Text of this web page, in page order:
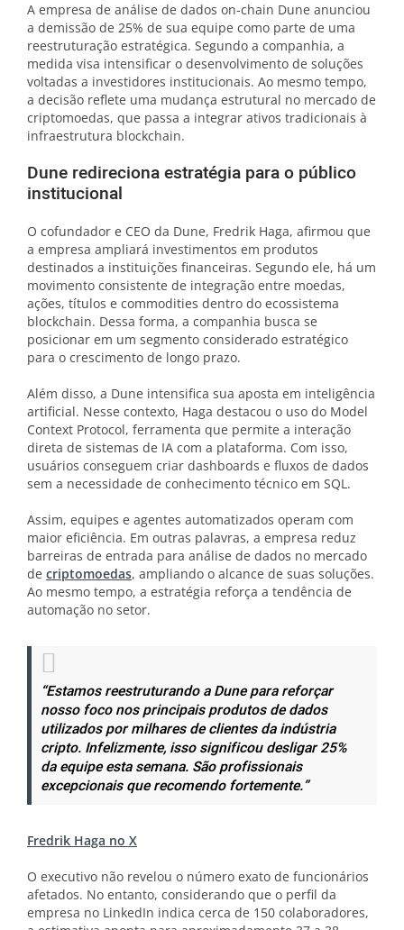
A empresa de análise de dados on-chain Dune anunciou
a demissão de 25% de sua equipe como parte de uma
reestruturação estratégica. Segundo a companhia, a
medida visa intensificar o desenvolvimento de soluções
voltadas a investidores institucionais. Ao mesmo tempo,
a decisão reflete uma mudança estrutural no mercado de
criptomoedas, que passa a integrar ativos tradicionais à
infraestrutura blockchain.
Dune redireciona estratégia para o público
institucional
O cofundador e CEO da Dune, Fredrik Haga, afirmou que
a empresa ampliará investimentos em produtos
destinados a instituições financeiras. Segundo ele, há um
movimento consistente de integração entre moedas,
ações, títulos e commodities dentro do ecossistema
blockchain. Dessa forma, a companhia busca se
posicionar em um segmento considerado estratégico
para o crescimento de longo prazo.
Além disso, a Dune intensifica sua aposta em inteligência
artificial. Nesse contexto, Haga destacou o uso do Model
Context Protocol, ferramenta que permite a interação
direta de sistemas de IA com a plataforma. Com isso,
usuários conseguem criar dashboards e fluxos de dados
sem a necessidade de conhecimento técnico em SQL.
Assim, equipes e agentes automatizados operam com
maior eficiência. Em outras palavras, a empresa reduz
barreiras de entrada para análise de dados no mercado
de criptomoedas, ampliando o alcance de suas soluções.
Ao mesmo tempo, a estratégia reforça a tendência de
automação no setor.
“Estamos reestruturando a Dune para reforçar
nosso foco nos principais produtos de dados
utilizados por milhares de clientes da indústria
cripto. Infelizmente, isso significou desligar 25%
da equipe esta semana. São profissionais
excepcionais que recomendo fortemente.”
Fredrik Haga no X
O executivo não revelou o número exato de funcionários
afetados. No entanto, considerando que o perfil da
empresa no LinkedIn indica cerca de 150 colaboradores,